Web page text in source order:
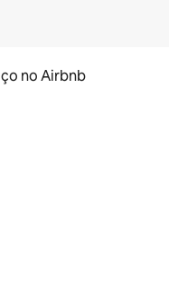
no Airbnb